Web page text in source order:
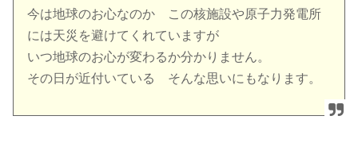
今は地球のお心なのか この核施設や原子力発電所
には天災を避けてくれていますが
いつ地球のお心が変わるか分かりません。
その日が近付いている そんな思いにもなります。